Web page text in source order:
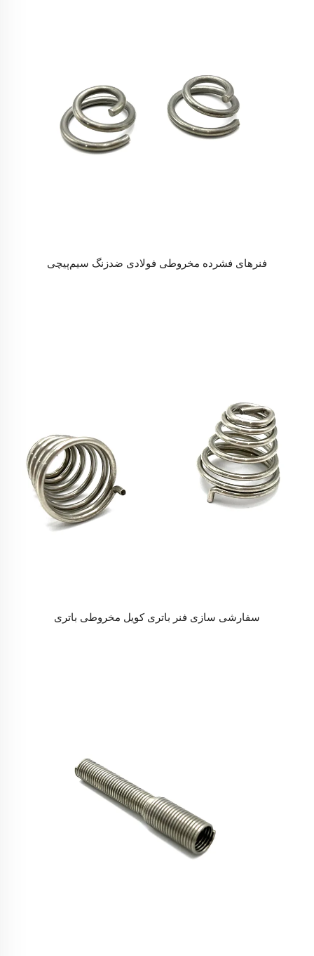
فنرهای فشرده مخروطی فولادی ضدزنگ سیم‌پیچی
سفارشی سازی فنر باتری کویل مخروطی باتری